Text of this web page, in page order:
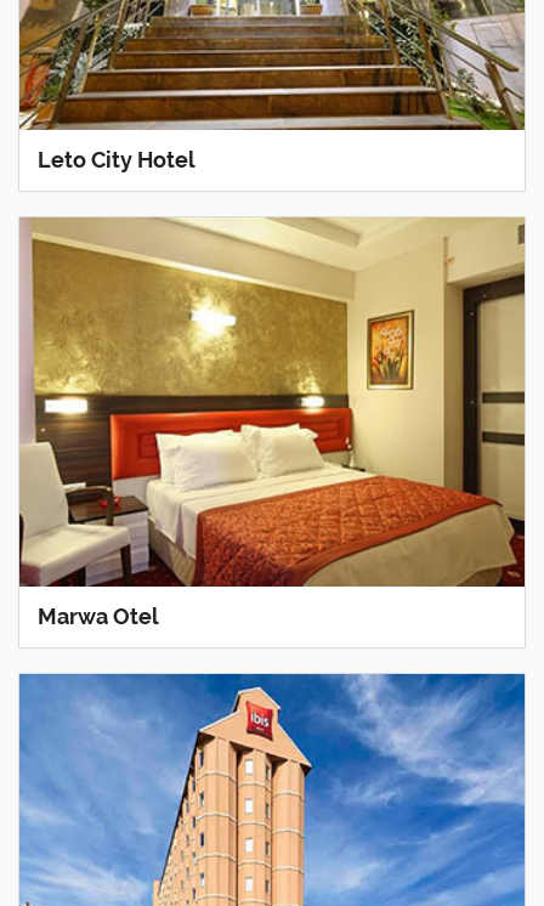
Leto City Hotel
Marwa Otel